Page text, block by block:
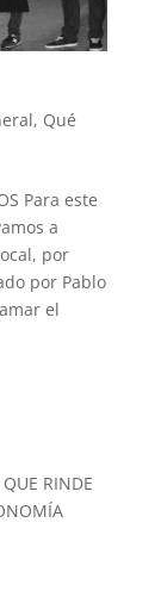
, Qué
Para este
a
por
por Pablo
el
QUE RINDE